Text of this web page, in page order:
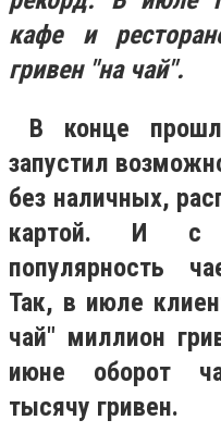
кафе и
гривен "на чай".
В конце
запустил
без наличных,
картой. И с
популярность
Так, в июле
чай" миллион
июне оборот
тысячу гривен.